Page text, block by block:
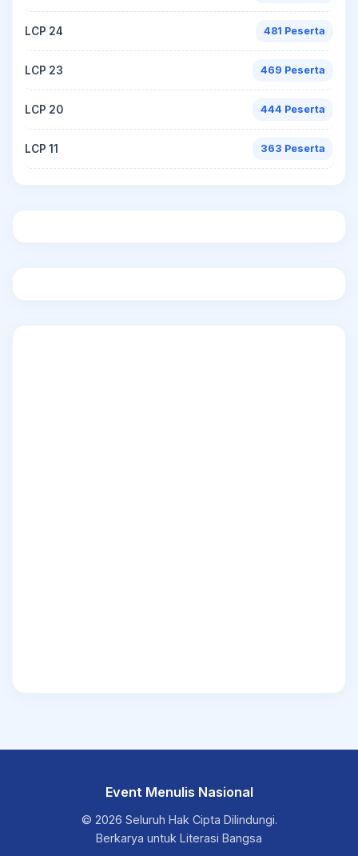
LCP 24 481 Peserta
LCP 23 469 Peserta
LCP 20 444 Peserta
LCP 11 363 Peserta
Event Menulis Nasional
© 2026 Seluruh Hak Cipta Dilindungi.
Berkarya untuk Literasi Bangsa